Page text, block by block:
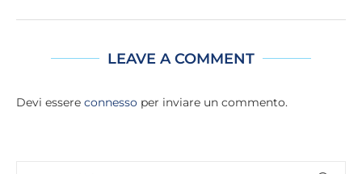
LEAVE A COMMENT
Devi essere connesso per inviare un commento.